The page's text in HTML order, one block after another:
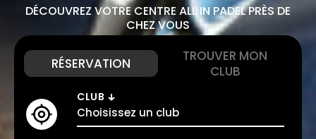
DÉCOUVREZ VOTRE CENTRE ALL IN PADEL PRÈS DE
CHEZ VOUS
RÉSERVATION
TROUVER MON
CLUB
Choisissez un club